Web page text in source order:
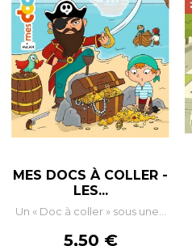
MES DOCS À COLLER -
LES...
Un « Doc à coller » sous une...
Prix
5,50 €